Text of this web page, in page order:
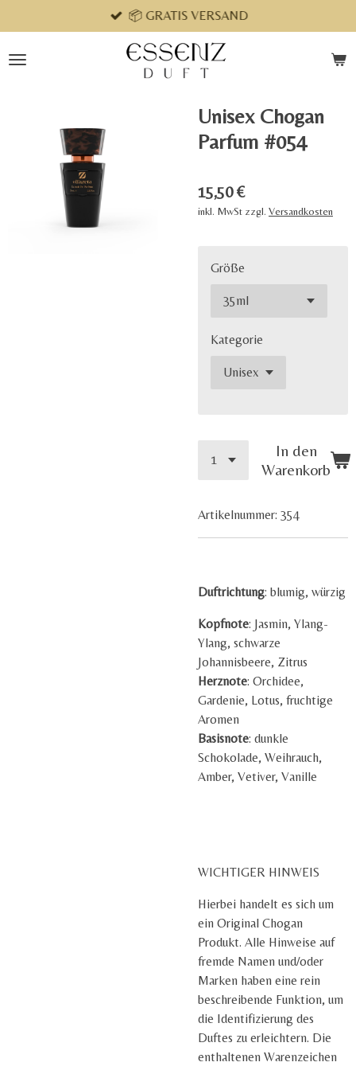
Hauptinhalt
springen
📦 GRATIS VERSAND
Unisex Chogan
Parfum #054
15,50 €
inkl. MwSt zzgl. Versandkosten
Größe
Kategorie
In den
Warenkorb
Artikelnummer: 354
Duftrichtung: blumig, würzig
Kopfnote: Jasmin, Ylang-
Ylang, schwarze
Johannisbeere, Zitrus
Herznote: Orchidee,
Gardenie, Lotus, fruchtige
Aromen
Basisnote: dunkle
Schokolade, Weihrauch,
Amber, Vetiver, Vanille
WICHTIGER HINWEIS
Hierbei handelt es sich um
ein Original Chogan
Produkt. Alle Hinweise auf
fremde Namen und/oder
Marken haben eine rein
beschreibende Funktion, um
die Identifizierung des
Duftes zu erleichtern. Die
enthaltenen Warenzeichen